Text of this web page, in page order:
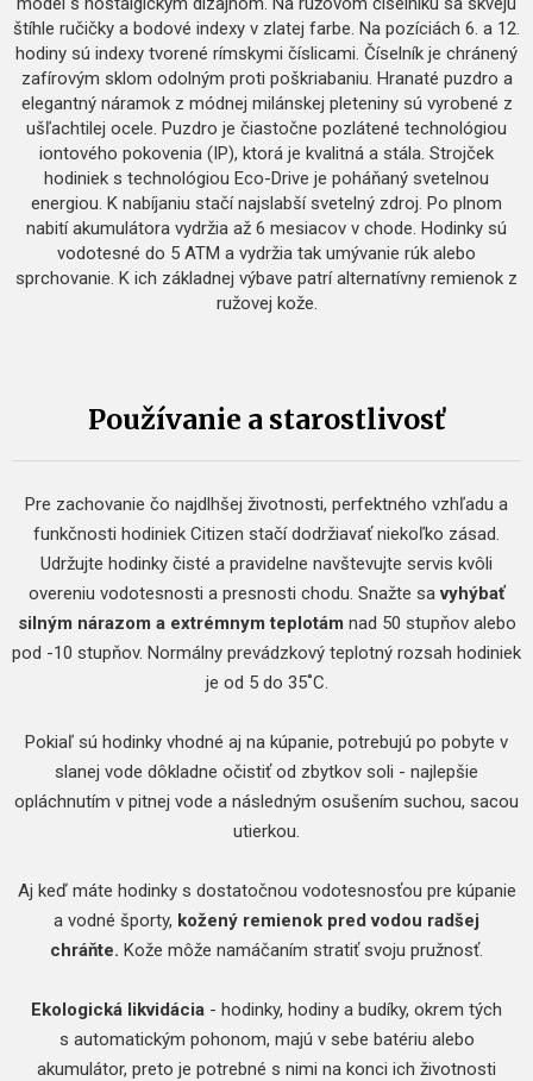
štíhle ručičky a bodové indexy v zlatej farbe. Na pozíciách 6. a 12.
hodiny sú indexy tvorené rímskymi číslicami. Číselník je chránený
zafírovým sklom odolným proti poškriabaniu. Hranaté puzdro a
elegantný náramok z módnej milánskej pleteniny sú vyrobené z
ušľachtilej ocele. Puzdro je čiastočne pozlátené technológiou
iontového pokovenia (IP), ktorá je kvalitná a stála. Strojček
hodiniek s technológiou Eco-Drive je poháňaný svetelnou
energiou. K nabíjaniu stačí najslabší svetelný zdroj. Po plnom
nabití akumulátora vydržia až 6 mesiacov v chode. Hodinky sú
vodotesné do 5 ATM a vydržia tak umývanie rúk alebo
sprchovanie. K ich základnej výbave patrí alternatívny remienok z
ružovej kože.
Používanie a starostlivosť
Pre zachovanie čo najdlhšej životnosti, perfektného vzhľadu a
funkčnosti hodiniek Citizen stačí dodržiavať niekoľko zásad.
Udržujte hodinky čisté a pravidelne navštevujte servis kvôli
overeniu vodotesnosti a presnosti chodu. Snažte savyhýbať
silným nárazom a extrémnym teplotám nad 50 stupňov alebo
pod -10 stupňov. Normálny prevádzkový teplotný rozsah hodiniek
je od 5 do 35˚C.
Pokiaľ sú hodinky vhodné aj na kúpanie, potrebujú po pobyte v
slanej vode dôkladne očistiť od zbytkov soli - najlepšie
opláchnutím v pitnej vode a následným osušením suchou, sacou
utierkou.
Aj keď máte hodinky s dostatočnou vodotesnosťou pre kúpanie
a vodné športy, kožený remienok pred vodou radšej
chráňte. Kože môže namáčaním stratiť svoju pružnosť.
Ekologická likvidácia - hodinky, hodiny a budíky, okrem tých
s automatickým pohonom, majú v sebe batériu alebo
akumulátor, preto je potrebné s nimi na konci ich životnosti